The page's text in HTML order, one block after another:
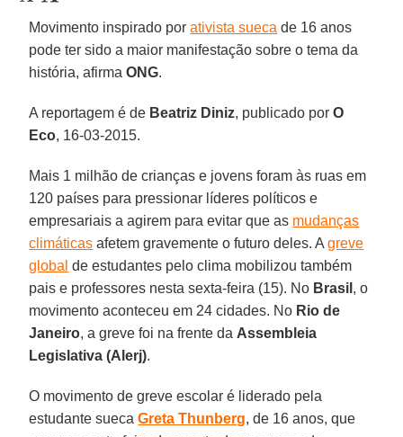
Movimento inspirado porativista sueca de 16 anos
pode ter sido a maior manifestação sobre o tema da
história, afirmaONG.
A reportagem é de Beatriz Diniz, publicado porO
Eco, 16-03-2015.
Mais 1 milhão de crianças e jovens foram às ruas em
120 países para pressionar líderes políticos e
empresariais a agirem para evitar que as mudanças
climáticas afetem gravemente o futuro deles. Agreve
global de estudantes pelo clima mobilizou também
pais e professores nesta sexta-feira (15). No Brasil , o
movimento aconteceu em 24 cidades. No Rio de
Janeiro, a greve foi na frente da Assembleia
Legislativa (Alerj).
O movimento de greve escolar é liderado pela
estudante suecaGreta Thunberg, de 16 anos, que